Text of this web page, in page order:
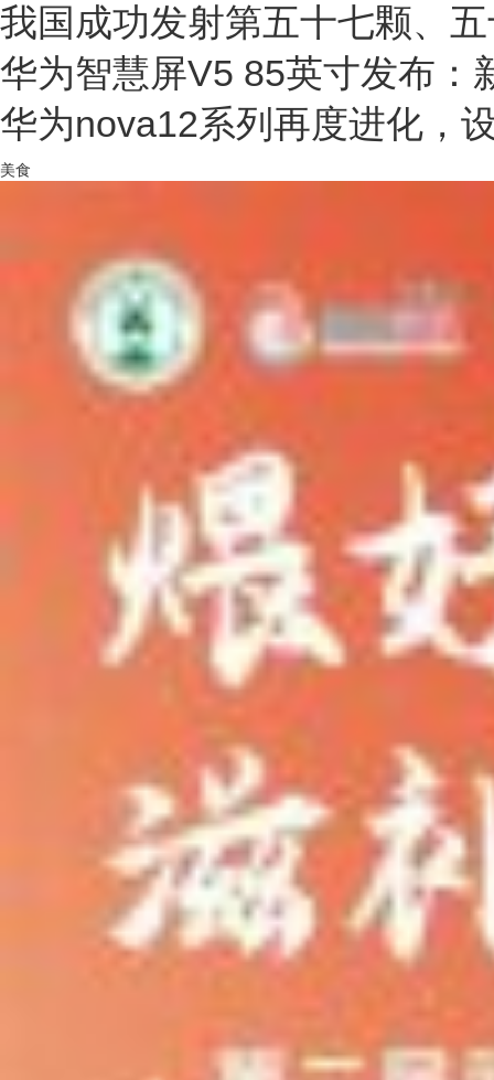
我国成功发射第五十七颗、
华为智慧屏V5 85英寸发布：
华为nova12系列再度进化，
美食